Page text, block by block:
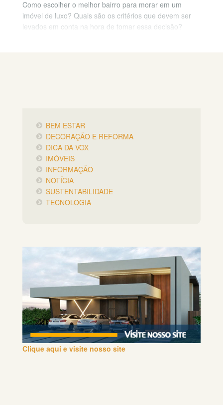
Como escolher o melhor bairro para morar em um
imóvel de luxo? Quais são os critérios que devem ser
levados em conta na hora de tomar essa decisão?
BEM ESTAR
DECORAÇÃO E REFORMA
DICA DA VOX
IMÓVEIS
INFORMAÇÃO
NOTÍCIA
SUSTENTABILIDADE
TECNOLOGIA
Clique aqui e visite nosso site